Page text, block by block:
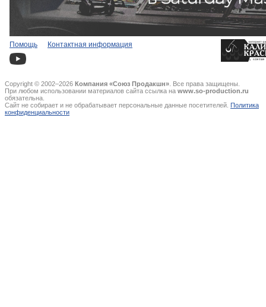
Помощь Контактная информация
Copyright © 2002–2026 Компания «Союз Продакшн» . Все права защищены.
При любом использовании материалов сайта ссылка на www.so-production.ru
обязательна.
Сайт не собирает и не обрабатывает персональные данные посетителей. Политика
конфиденциальности